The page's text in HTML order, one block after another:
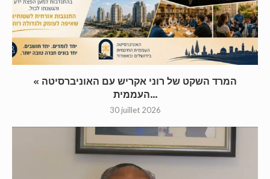
« המרד השקט של רוני אקריש עם האוניברסיטה
העממית...
30 juillet 2026